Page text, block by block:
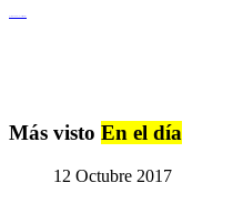
Más visto En el día
12 Octubre 2017